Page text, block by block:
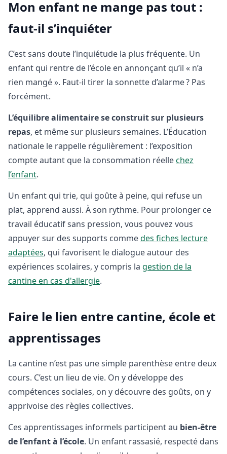
Mon enfant ne mange pas tout :
faut-il s’inquiéter
C’est sans doute l’inquiétude la plus fréquente. Un
enfant qui rentre de l’école en annonçant qu’il « n’a
rien mangé ». Faut-il tirer la sonnette d’alarme ? Pas
forcément.
L’équilibre alimentaire se construit sur plusieurs
repas, et même sur plusieurs semaines. L’Éducation
nationale le rappelle régulièrement : l’exposition
compte autant que la consommation réellechez
l’enfant.
Un enfant qui trie, qui goûte à peine, qui refuse un
plat, apprend aussi. À son rythme. Pour prolonger ce
travail éducatif sans pression, vous pouvez vous
appuyer sur des supports commedes fiches lecture
adaptées, qui favorisent le dialogue autour des
expériences scolaires, y compris la gestion de la
cantine en cas d'allergie.
Faire le lien entre cantine, école et
apprentissages
La cantine n’est pas une simple parenthèse entre deux
cours. C’est un lieu de vie. On y développe des
compétences sociales, on y découvre des goûts, on y
apprivoise des règles collectives.
Ces apprentissages informels participent au bien-être
de l’enfant à l’école. Un enfant rassasié, respecté dans